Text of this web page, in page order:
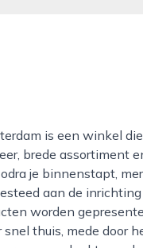
brede assortiment
je binnenstapt,
aan de
worden
snel thuis, mede door